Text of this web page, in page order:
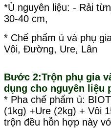
*Ủ nguyên liệu: - Rải
30-40 cm,
* Chế phẩm ủ và phụ
Vôi, Đường, Ure, Lân
Bước 2:Trộn phụ gia
dụng cho nguyên liệu
* Pha chế phẩm ủ:
(1kg) +Ure (2kg) + Vôi
trộn đều hỗn hợp này